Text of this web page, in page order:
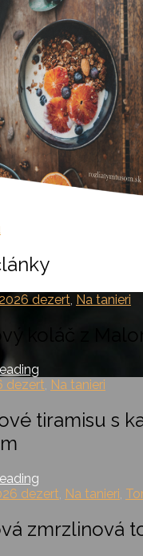
dezert Na tanieri
koláč z
dezert, Na tanieri
tiramisu s
dezert, Na tanieri,
zmrzlinová